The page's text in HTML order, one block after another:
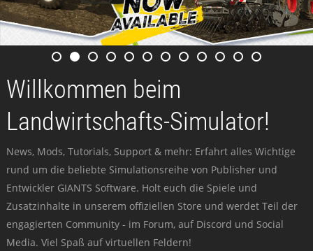
Willkommen beim
Landwirtschafts-Simulator!
News, Mods, Tutorials, Support & mehr: Erfahrt alles Wichtige
rund um die beliebte Simulationsreihe von Publisher und
Entwickler GIANTS Software. Holt euch die Spiele und
Zusatzinhalte in unserem offiziellen Store und werdet Teil der
engagierten Community - im Forum, auf Discord und Social
Media. Viel Spaß auf virtuellen Feldern!